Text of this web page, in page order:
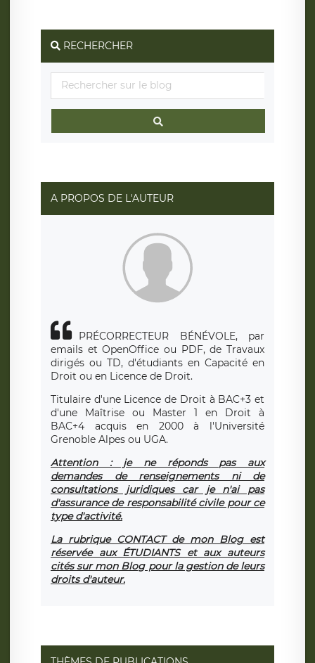
RECHERCHER
A PROPOS DE L'AUTEUR
PRÉCORRECTEUR BÉNÉVOLE, par
emails et OpenOffice ou PDF, de Travaux
dirigés ou TD, d'étudiants en Capacité en
Droit ou en Licence de Droit.
Titulaire d'une Licence de Droit à BAC+3 et
d'une Maîtrise ou Master 1 en Droit à
BAC+4 acquis en 2000 à l'Université
Grenoble Alpes ou UGA.
Attention : je ne réponds pas aux
demandes de renseignements ni de
consultations juridiques car je n'ai pas
d'assurance de responsabilité civile pour ce
type d'activité.
La rubrique CONTACT de mon Blog est
réservée aux ÉTUDIANTS et aux auteurs
cités sur mon Blog pour la gestion de leurs
droits d'auteur.